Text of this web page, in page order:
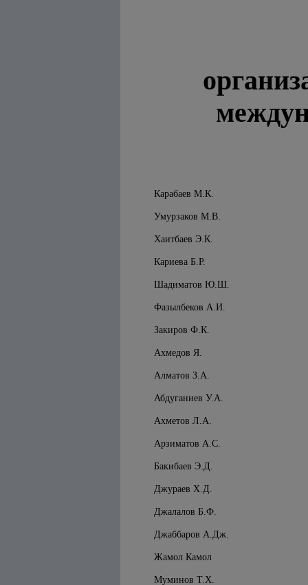
Карабаев М.К.
Умурзаков М.В.
Хаитбаев Э.К.
Кариева Б.Р.
Шадиматов Ю.Ш.
Фазылбеков А.И.
Закиров Ф.К.
Ахмедов Я.
Алматов З.А.
Абдуганиев У.А.
Ахметов Л.А.
Арзиматов А.С.
Бакибаев Э.Д.
Джураев Х.Д.
Джалалов Б.Ф.
Джаббаров А.Дж.
Жамол Камол
Муминов Т.Х.